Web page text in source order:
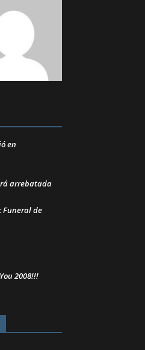
en
arrebatada
Funeral de
2008!!!